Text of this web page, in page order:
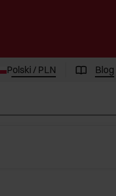
Polski / PLN Blog